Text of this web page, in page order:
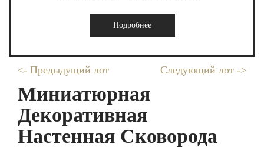
Подробнее
<- Предыдущий лот Следующий лот ->
Миниатюрная
Декоративная
Настенная Сковорода